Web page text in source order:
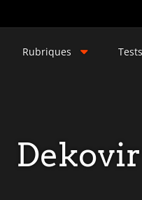
Rubriques Tests
Dekovir